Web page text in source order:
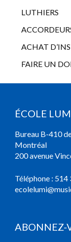
LUTHIERS
ACHAT
FAIRE UN
ÉCOLE
Bureau B-410
Montréal
200 avenue
Téléphone : 514
ABONNEZ-